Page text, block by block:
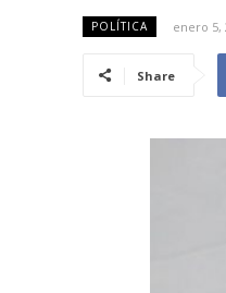
POLÍTICA enero 5,
Share